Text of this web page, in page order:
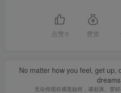
点赞 0 赞赏
No matter how you feel, get up,
无论你现在感觉如何，请起床、穿